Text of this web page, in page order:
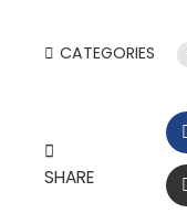
CATEGORIES
SHARE